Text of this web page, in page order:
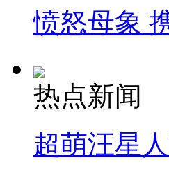
愤怒母象
热点新闻
超萌汪星